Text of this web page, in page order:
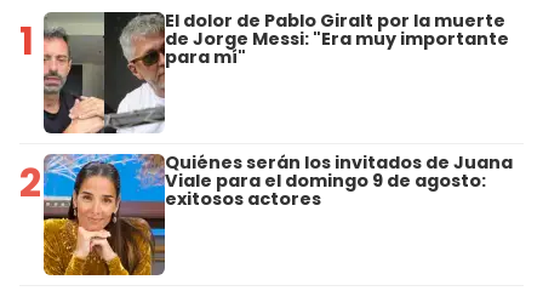
1 El dolor de Pablo Giralt por la muerte
de Jorge Messi: "Era muy importante
para mí"
2 Quiénes serán los invitados de Juana
Viale para el domingo 9 de agosto:
exitosos actores